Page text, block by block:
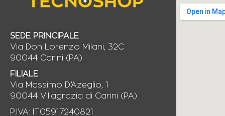
SEDE PRINCIPALE
Via Don Lorenzo Milani, 32C
90044 Carini (PA)
FILIALE
Via Massimo D’Azeglio, 1
90044 Villagrazia di Carini (PA)
P.IVA: IT05917240821